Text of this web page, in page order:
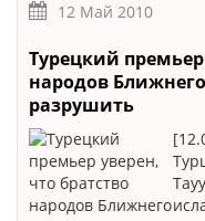
12 Май 2010
Турецкий
народов
разрушить